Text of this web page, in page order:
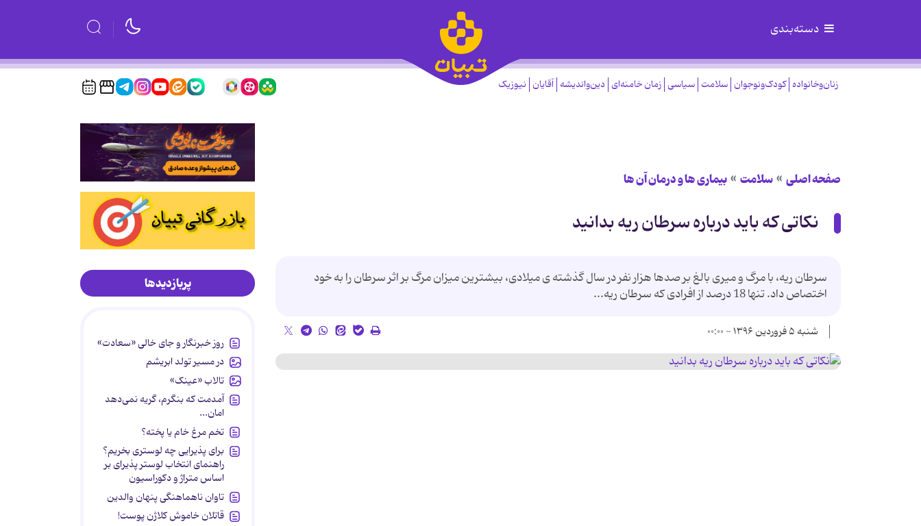
دسته‌بندی
زنان‌وخانواده کودک‌ونوجوان سلامت سیاسی زمان خامنه‌ای دین‌واندیشه آقایان نیوزیک
صفحه اصلی سلامت بیماری ها و درمان آن ها
نکاتی که باید درباره سرطان ریه بدانید
سرطان ریه، با مرگ و میری بالغ بر صدها هزار نفر در سال گذشته ی میلادی، بیشترین میزان مرگ بر اثر سرطان را به خود
اختصاص داد. تنها 18 درصد از افرادی که سرطان ریه...
شنبه ۵ فروردین ۱۳۹۶ - ۰۰:۰۰
پربازدیدها
روز خبرنگار و جای خالی «سعادت»
در مسیر تولد ابریشم
تالاب «عینک»
آمدمت که بنگرم، گریه نمی‌دهد
امان...
تخم مرغ خام یا پخته؟
برای پذیرایی چه لوستری بخریم؟
راهنمای انتخاب لوستر پذیرای بر
اساس متراژ و دکوراسیون
تاوان ناهماهنگی پنهان والدین
قاتلان خاموش کلاژن پوست!